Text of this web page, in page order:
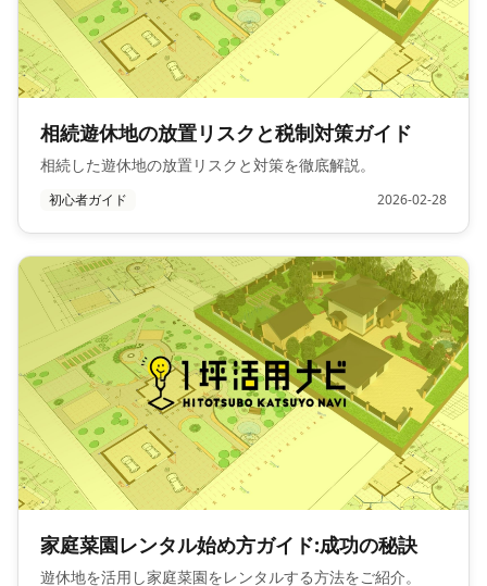
相続遊休地の放置リスクと税制対策ガイド
相続した遊休地の放置リスクと対策を徹底解説。
初心者ガイド 2026-02-28
家庭菜園レンタル始め方ガイド:成功の秘訣
遊休地を活用し家庭菜園をレンタルする方法をご紹介。